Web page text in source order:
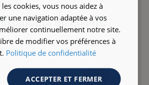
de qualité
les cookies, vous nous aidez à
une navigation adaptée à vos
continuellement notre site.
de modifier vos préférences à
Politique de confidentialité
ACCEPTER ET FERMER